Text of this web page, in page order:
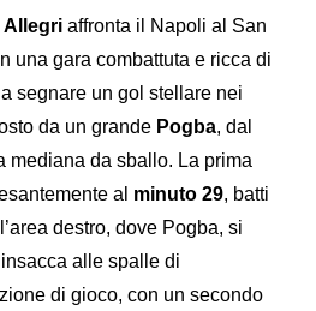
Allegri affronta il Napoli al San
una gara combattuta e ricca di
segnare un gol stellare nei
da un grande Pogba, dal
mediana da sballo. La prima
al minuto 29, batti
destro, dove Pogba, si
alle spalle di
di gioco, con un secondo